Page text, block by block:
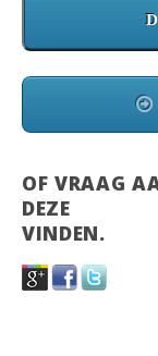
OF VRAAG
DEZE
VINDEN.